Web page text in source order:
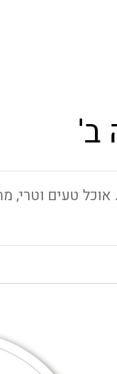
ב'
טעים וטרי,